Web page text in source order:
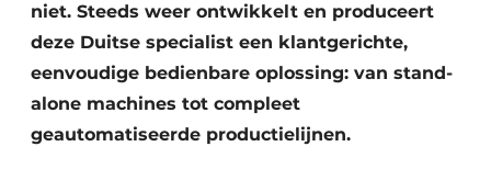
niet. Steeds weer ontwikkelt en produceert
deze Duitse specialist een klantgerichte,
eenvoudige bedienbare oplossing: van stand-
alone machines tot compleet
geautomatiseerde productielijnen.